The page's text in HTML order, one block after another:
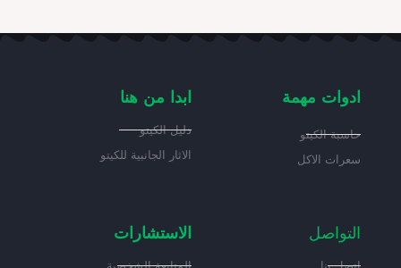
ادوات مهمة
حاسبة الكيتو
سعرات الاكل
ابدا من هنا
دليل الكيتو
الاثار الجانبية للكيتو
التواصل الاستشارات